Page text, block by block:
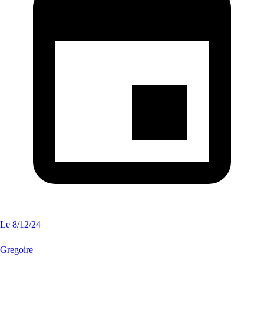
Le 8/12/24
Gregoire